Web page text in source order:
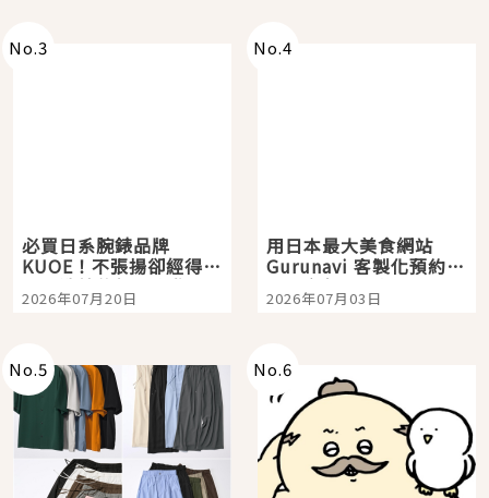
No.3
必買日系腕錶品牌
KUOE！不張揚卻經得起
時間洗鍊的經典之作五
選
2026年07月20日
No.4
用日本最大美食網站
Gurunavi 客製化預約九
大都市餐廳，打造專屬
美食體驗！
2026年07月03日
No.5 No.6